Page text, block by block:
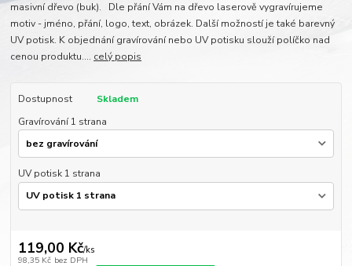
masivní dřevo (buk). Dle přání Vám na dřevo laserově vygravírujeme
motiv - jméno, přání, logo, text, obrázek. Další možností je také barevný
UV potisk. K objednání gravírování nebo UV potisku slouží políčko nad
cenou produktu.... celý popis
Dostupnost
Skladem
Gravírování 1 strana
UV potisk 1 strana
119,00 Kč/ks
98,35 Kč bez DPH